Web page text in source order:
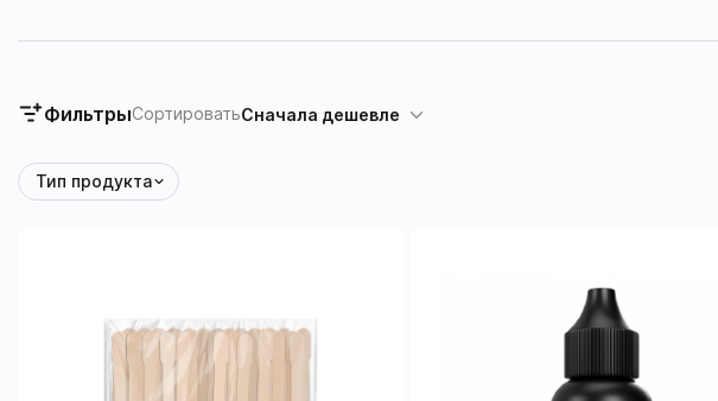
ФильтрыСортироватьСначала дешевле
Тип продукта